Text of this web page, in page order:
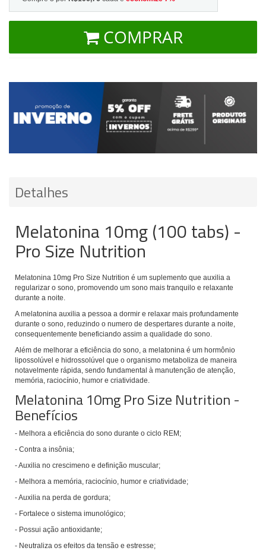
COMPRAR
Detalhes
Melatonina 10mg (100 tabs) -
Pro Size Nutrition
Melatonina 10mg Pro Size Nutrition é um suplemento que auxilia a
regularizar o sono, promovendo um sono mais tranquilo e relaxante
durante a noite.
A melatonina auxilia a pessoa a dormir e relaxar mais profundamente
durante o sono, reduzindo o numero de despertares durante a noite,
consequentemente beneficiando assim a qualidade do sono.
Além de melhorar a eficiência do sono, a melatonina é um hormônio
lipossolúvel e hidrossolúvel que o organismo metaboliza de maneira
notavelmente rápida, sendo fundamental à manutenção de atenção,
memória, raciocínio, humor e criatividade.
Melatonina 10mg Pro Size Nutrition -
Benefícios
- Melhora a eficiência do sono durante o ciclo REM;
- Contra a insônia;
- Auxilia no crescimeno e definição muscular;
- Melhora a memória, raciocínio, humor e criatividade;
- Auxilia na perda de gordura;
- Fortalece o sistema imunológico;
- Possui ação antioxidante;
- Neutraliza os efeitos da tensão e estresse;